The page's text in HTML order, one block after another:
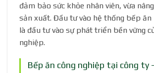
đảm bảo sức khỏe nhân viên, vừa
sản xuất. Đầu tư vào hệ thống bếp ăn
là đầu tư vào sự phát triển bền vững
nghiệp.
Bếp ăn công nghiệp tại công ty